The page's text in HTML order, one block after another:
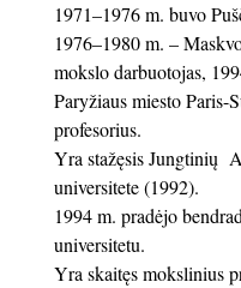
1971–1976 m. buvo
1976–1980 m. –
mokslo darbuotojas,
Paryžiaus miesto Paris-
profesorius.
Yra stažęsis Jungtinių
universitete (1992).
1994 m. pradėjo
universitetu.
Yra skaitęs mokslinius